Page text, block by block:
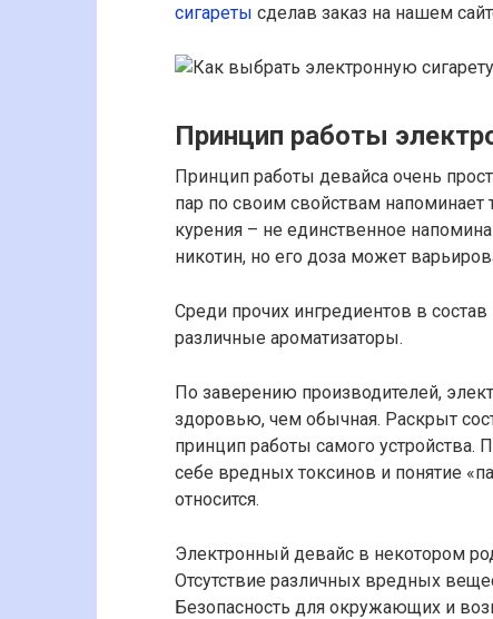
сигареты сделав заказ на нашем
Принцип работы
Принцип работы девайса очень
пар по своим свойствам
курения – не единственное
никотин, но его доза может
Среди прочих ингредиентов в
различные ароматизаторы.
По заверению производителей,
здоровью, чем обычная. Раскрыт
принцип работы самого устройства.
себе вредных токсинов и понятие
относится.
Электронный девайс в некотором
Отсутствие различных вредных
Безопасность для окружающих и